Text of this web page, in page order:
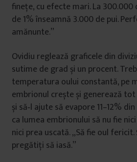
finețe, cu efecte mari. La 300.000
de 1% înseamnă 3.000 de pui.
amănunte.”
Ovidiu reglează graficele din
sutime de grad și un procent.
temperatura oului constantă, pe
embrionul crește și generează
și să‑l ajute să evapore 11–12%
ca lumea embrionului să nu fie
nici prea uscată. „Să fie oul fericit.
pregătiți să iasă.”